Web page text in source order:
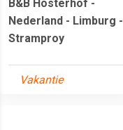
B&B Hosterhof -
Nederland - Limburg -
Stramproy
Vakantie